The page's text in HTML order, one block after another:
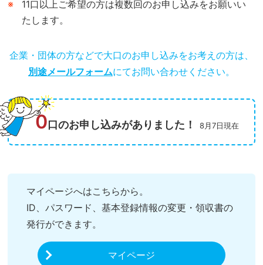
11口以上ご希望の方は複数回のお申し込みをお願いい
たします。
企業・団体の方などで大口のお申し込みをお考えの方は、
別途メールフォームにてお問い合わせください。
0口のお申し込みがありました！ 8月7日現在
マイページへはこちらから。
ID、パスワード、基本登録情報の変更・領収書の
発行ができます。
マイページ